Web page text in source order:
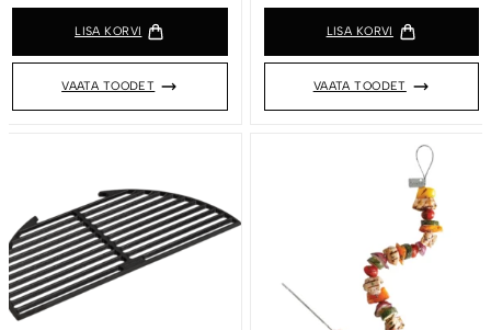
LISA KORVI
VAATA TOODET
LISA KORVI
VAATA TOODET